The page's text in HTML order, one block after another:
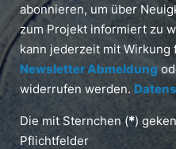
abonnieren, um über
zum Projekt informiert zu
kann jederzeit mit
Newsletter Abmeldung
widerrufen werden.
Die mit Sternchen (*)
Pflichtfelder